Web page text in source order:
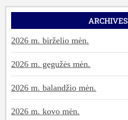
ARCHIVES
2026 m. birželio mėn.
2026 m. gegužės mėn.
2026 m. balandžio mėn.
2026 m. kovo mėn.